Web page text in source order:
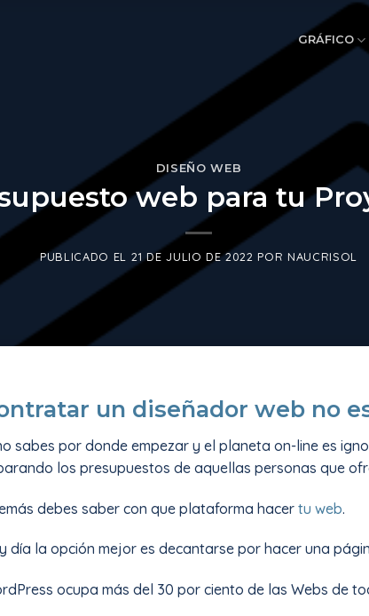
GRÁFICO
DISEÑO WEB
web para tu
PUBLICADO EL 21 DE JULIO DE 2022 PORNAUCRISOL
un diseñador web no
sabes por donde empezar y el planeta on-line es
los presupuestos de aquellas personas que
debes saber con que plataforma hacertu web.
día la opción mejor es decantarse por hacer una
ocupa más del 30 por ciento de las Webs de